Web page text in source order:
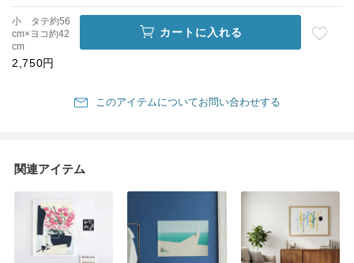
小 タテ約56
cm×ヨコ約42
cm
2,750円
カートに入れる
このアイテムについてお問い合わせする
関連アイテム